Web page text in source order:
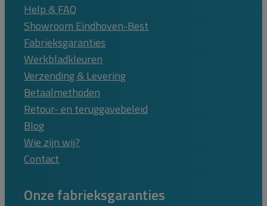
Help & FAQ
Showroom Eindhoven-Best
Fabrieksgaranties
Werkbladkleuren
Verzending & Levering
Betaalmethoden
Retour- en teruggavebeleid
Blog
Wie zijn wij?
Contact
Onze fabrieksgaranties